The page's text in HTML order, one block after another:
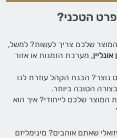
הטכני?
שלכם צריך לעשות? למשל,
, מערכת הזמנות או אזור
נוצר? הבנת הקהל עוזרת לנו
הטובה ביותר.
המוצר שלכם לייחודי? איך הוא
שאתם אוהבים? מינימליזם